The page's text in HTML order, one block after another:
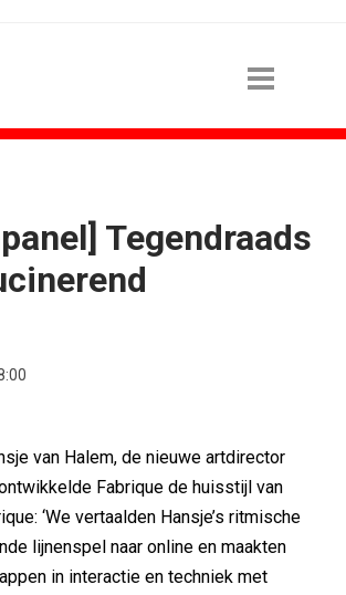
Tegendraads
van Halem, de nieuwe artdirector
Fabrique de huisstijl van
‘We vertaalden Hansje’s ritmische
lijnenspel naar online en maakten
in interactie en techniek met